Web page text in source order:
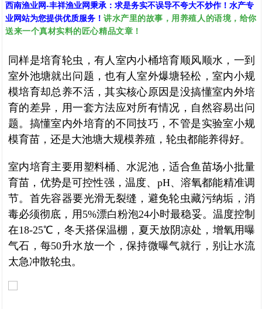
西南渔业网-丰祥渔业网秉承：求是务实不误导不夸大不炒作！水产专
业网站为您提供优质服务！ 讲水产里的故事，用养殖人的语境，给你
送来一个真材实料的匠心精品文章！
同样是培育轮虫，有人室内小桶培育顺风顺水，一到
室外池塘就出问题，也有人室外爆塘轻松，室内小规
模培育却总养不活，其实核心原因是没搞懂室内外培
育的差异，用一套方法应对所有情况，自然容易出问
题。搞懂室内外培育的不同技巧，不管是实验室小规
模育苗，还是大池塘大规模养殖，轮虫都能养得好。
室内培育主要用塑料桶、水泥池，适合鱼苗场小批量
育苗，优势是可控性强，温度、pH、溶氧都能精准调
节。首先容器要光滑无裂缝，避免轮虫藏污纳垢，消
毒必须彻底，用5%漂白粉泡24小时最稳妥。温度控制
在18-25℃，冬天搭保温棚，夏天放阴凉处，增氧用曝
气石，每50升水放一个，保持微曝气就行，别让水流
太急冲散轮虫。